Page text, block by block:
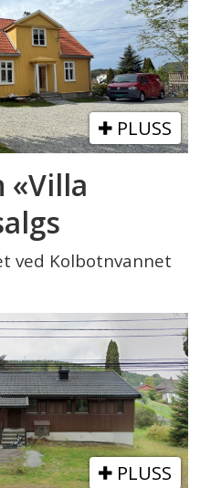
PLUSS
«Villa
ved Kolbotnvannet
PLUSS